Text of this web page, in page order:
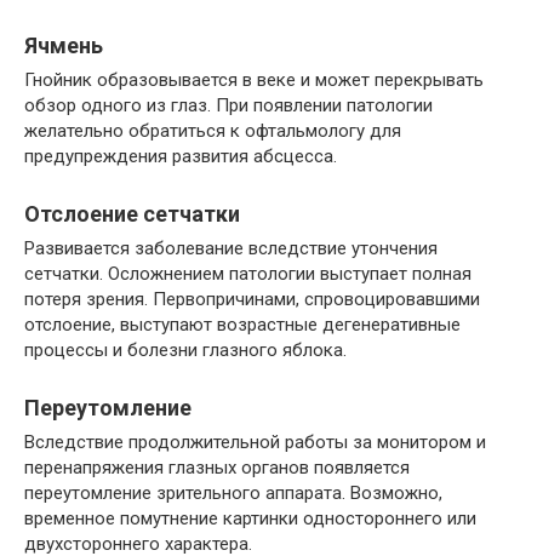
Ячмень
Гнойник образовывается в веке и может перекрывать
обзор одного из глаз. При появлении патологии
желательно обратиться к офтальмологу для
предупреждения развития абсцесса.
Отслоение сетчатки
Развивается заболевание вследствие утончения
сетчатки. Осложнением патологии выступает полная
потеря зрения. Первопричинами, спровоцировавшими
отслоение, выступают возрастные дегенеративные
процессы и болезни глазного яблока.
Переутомление
Вследствие продолжительной работы за монитором и
перенапряжения глазных органов появляется
переутомление зрительного аппарата. Возможно,
временное помутнение картинки одностороннего или
двухстороннего характера.